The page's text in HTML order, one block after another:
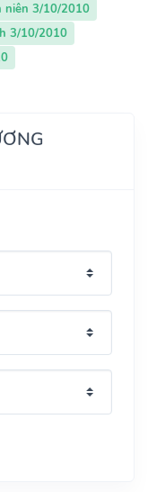
niên 3/10/2010
3/10/2010